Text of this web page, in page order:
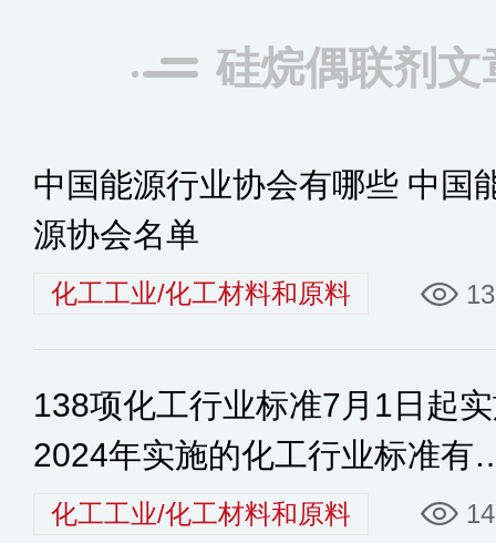
硅烷偶联剂文
中国能源行业协会有哪些 中国
源协会名单
化工工业/化工材料和原料
138项化工行业标准7月1日起
2024年实施的化工行业标准有
些化工工业/化工材料和原料